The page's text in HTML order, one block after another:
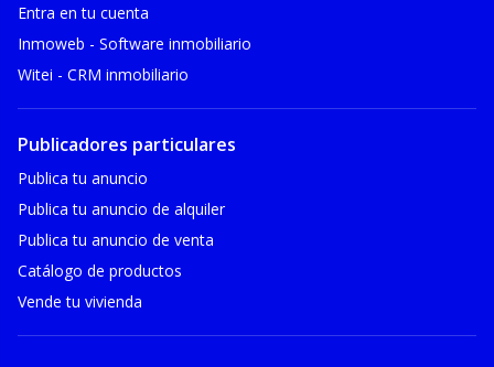
Entra en tu cuenta
Inmoweb - Software inmobiliario
Witei - CRM inmobiliario
Publicadores particulares
Publica tu anuncio
Publica tu anuncio de alquiler
Publica tu anuncio de venta
Catálogo de productos
Vende tu vivienda